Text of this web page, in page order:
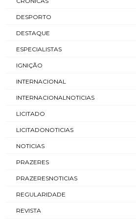
DESPORTO
DESTAQUE
ESPECIALISTAS
IGNIÇÃO
INTERNACIONAL
INTERNACIONALNOTICIAS
LICITADO
LICITADONOTICIAS
NOTICIAS
PRAZERES
PRAZERESNOTICIAS
REGULARIDADE
REVISTA